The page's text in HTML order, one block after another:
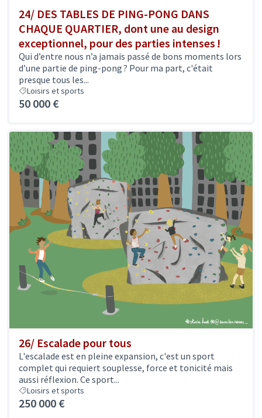
24/ DES TABLES DE PING-PONG DANS
CHAQUE QUARTIER, dont une au design
exceptionnel, pour des parties intenses !
Qui d’entre nous n’a jamais passé de bons moments lors
d’une partie de ping-pong ? Pour ma part, c'était
presque tous les...
Loisirs et sports
50 000 €
26/ Escalade pour tous
L'escalade est en pleine expansion, c'est un sport
complet qui requiert souplesse, force et tonicité mais
aussi réflexion. Ce sport...
Loisirs et sports
250 000 €